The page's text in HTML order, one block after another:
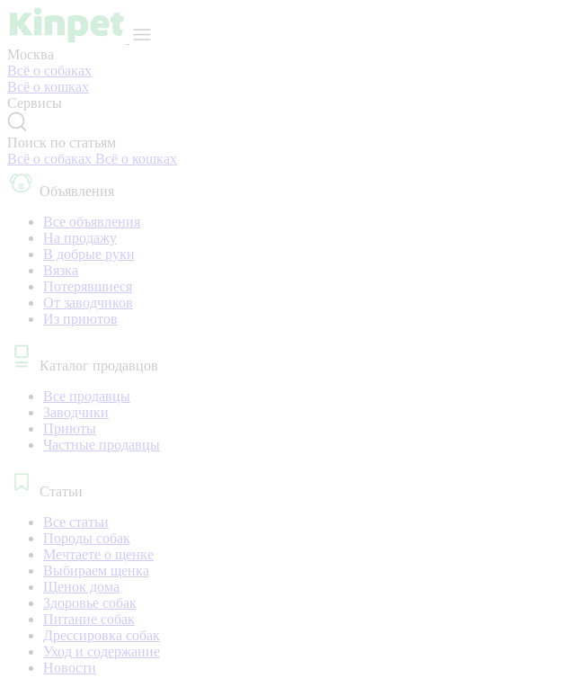
Москва
Всё о собаках
Всё о кошках
Сервисы
Поиск по статьям
Всё о собаках Всё о кошках
Объявления
Все объявления
На продажу
В добрые руки
Вязка
Потерявшиеся
От заводчиков
Из приютов
Каталог продавцов
Все продавцы
Заводчики
Приюты
Частные продавцы
Статьи
Все статьи
Породы собак
Мечтаете о щенке
Выбираем щенка
Щенок дома
Здоровье собак
Питание собак
Дрессировка собак
Уход и содержание
Новости